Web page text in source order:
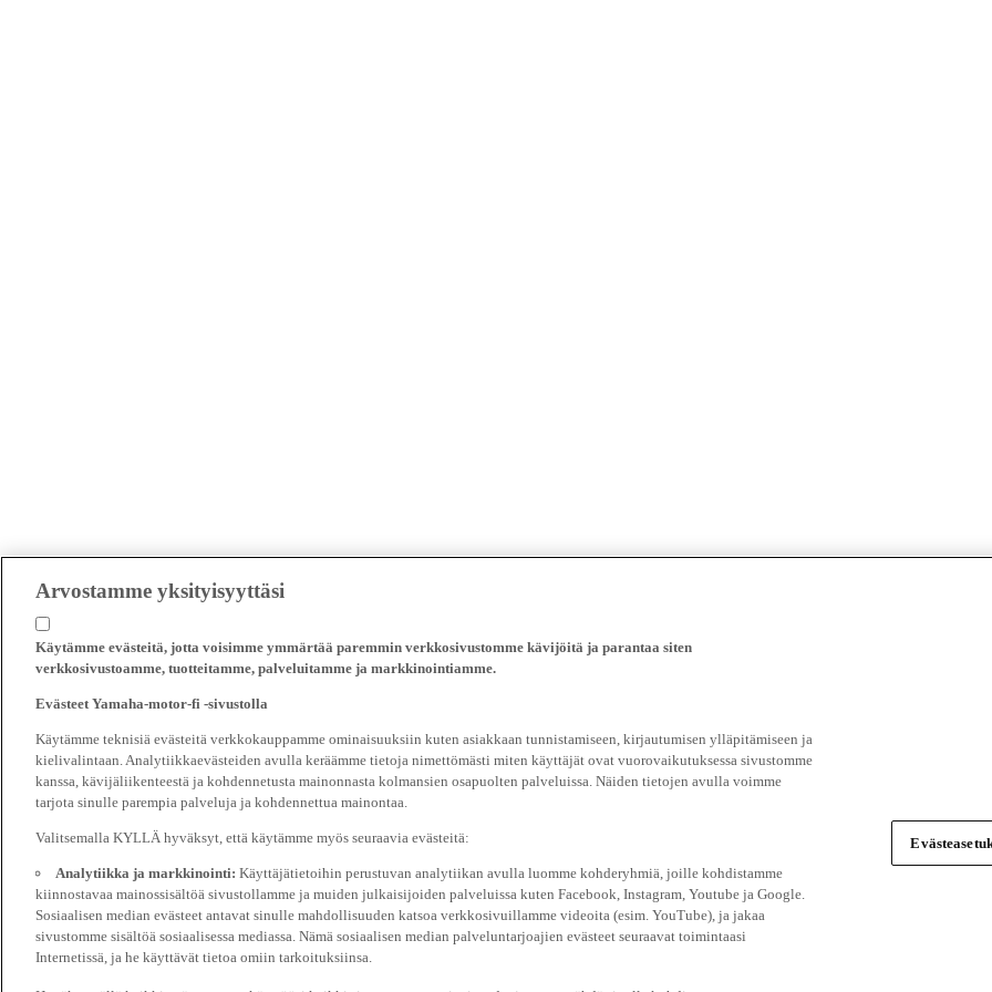
Arvostamme yksityisyyttäsi
Käytämme evästeitä, jotta voisimme ymmärtää paremmin verkkosivustomme kävijöitä ja parantaa siten
verkkosivustoamme, tuotteitamme, palveluitamme ja markkinointiamme.
Evästeet Yamaha-motor-fi -sivustolla
Käytämme teknisiä evästeitä verkkokauppamme ominaisuuksiin kuten asiakkaan tunnistamiseen, kirjautumisen ylläpitämiseen ja
kielivalintaan. Analytiikkaevästeiden avulla keräämme tietoja nimettömästi miten käyttäjät ovat vuorovaikutuksessa sivustomme
kanssa, kävijäliikenteestä ja kohdennetusta mainonnasta kolmansien osapuolten palveluissa. Näiden tietojen avulla voimme
tarjota sinulle parempia palveluja ja kohdennettua mainontaa.
Valitsemalla KYLLÄ hyväksyt, että käytämme myös seuraavia evästeitä:
Analytiikka ja markkinointi: Käyttäjätietoihin perustuvan analytiikan avulla luomme kohderyhmiä, joille kohdistamme
kiinnostavaa mainossisältöä sivustollamme ja muiden julkaisijoiden palveluissa kuten Facebook, Instagram, Youtube ja Google.
Sosiaalisen median evästeet antavat sinulle mahdollisuuden katsoa verkkosivuillamme videoita (esim. YouTube), ja jakaa
sivustomme sisältöä sosiaalisessa mediassa. Nämä sosiaalisen median palveluntarjoajien evästeet seuraavat toimintaasi
Internetissä, ja he käyttävät tietoa omiin tarkoituksiinsa.